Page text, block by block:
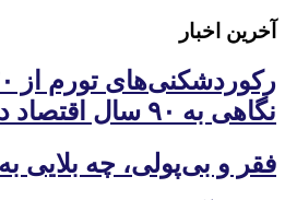
آخرین اخبار
نگاهی به ۹۰ سال اقتصاد در ایران
فقر و بی‌پولی، چه بلایی